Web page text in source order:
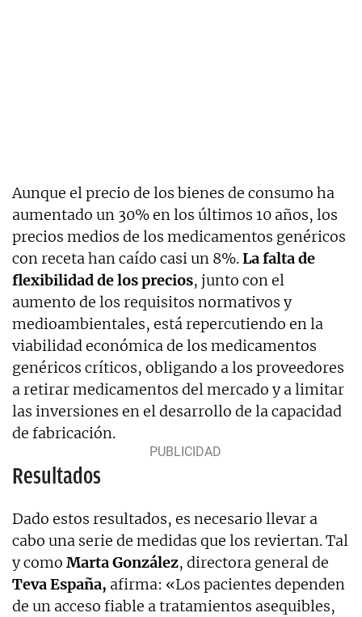
Aunque el precio de los bienes de consumo ha
aumentado un 30% en los últimos 10 años, los
precios medios de los medicamentos genéricos
con receta han caído casi un 8%.La falta de
flexibilidad de los precios, junto con el
aumento de los requisitos normativos y
medioambientales, está repercutiendo en la
viabilidad económica de los medicamentos
genéricos críticos, obligando a los proveedores
a retirar medicamentos del mercado y a limitar
las inversiones en el desarrollo de la capacidad
de fabricación.
Resultados
Dado estos resultados, es necesario llevar a
cabo una serie de medidas que los reviertan. Tal
y como Marta González, directora general de
Teva España, afirma: «Los pacientes dependen
de un acceso fiable a tratamientos asequibles,